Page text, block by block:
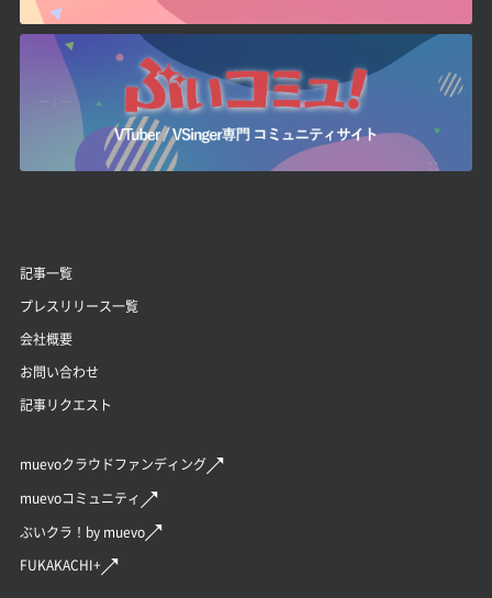
記事一覧
プレスリリース一覧
会社概要
お問い合わせ
記事リクエスト
muevoクラウドファンディング
muevoコミュニティ
ぶいクラ！by muevo
FUKAKACHI+